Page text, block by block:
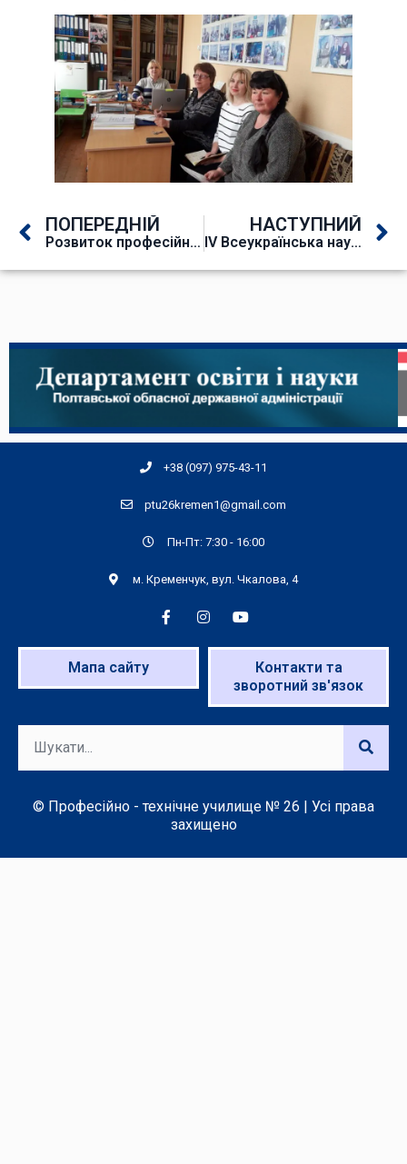
ПОПЕРЕДНІЙ
Розвиток професійної траєкторії випускника
НАСТУПНИЙ
IV Всеукраїнська науково-практична конференція
+38 (097) 975-43-11
ptu26kremen1@gmail.com
Пн-Пт: 7:30 - 16:00
м. Кременчук, вул. Чкалова, 4
Мапа сайту
Контакти та
зворотний зв'язок
© Професійно - технічне училище № 26 | Усі права
захищено